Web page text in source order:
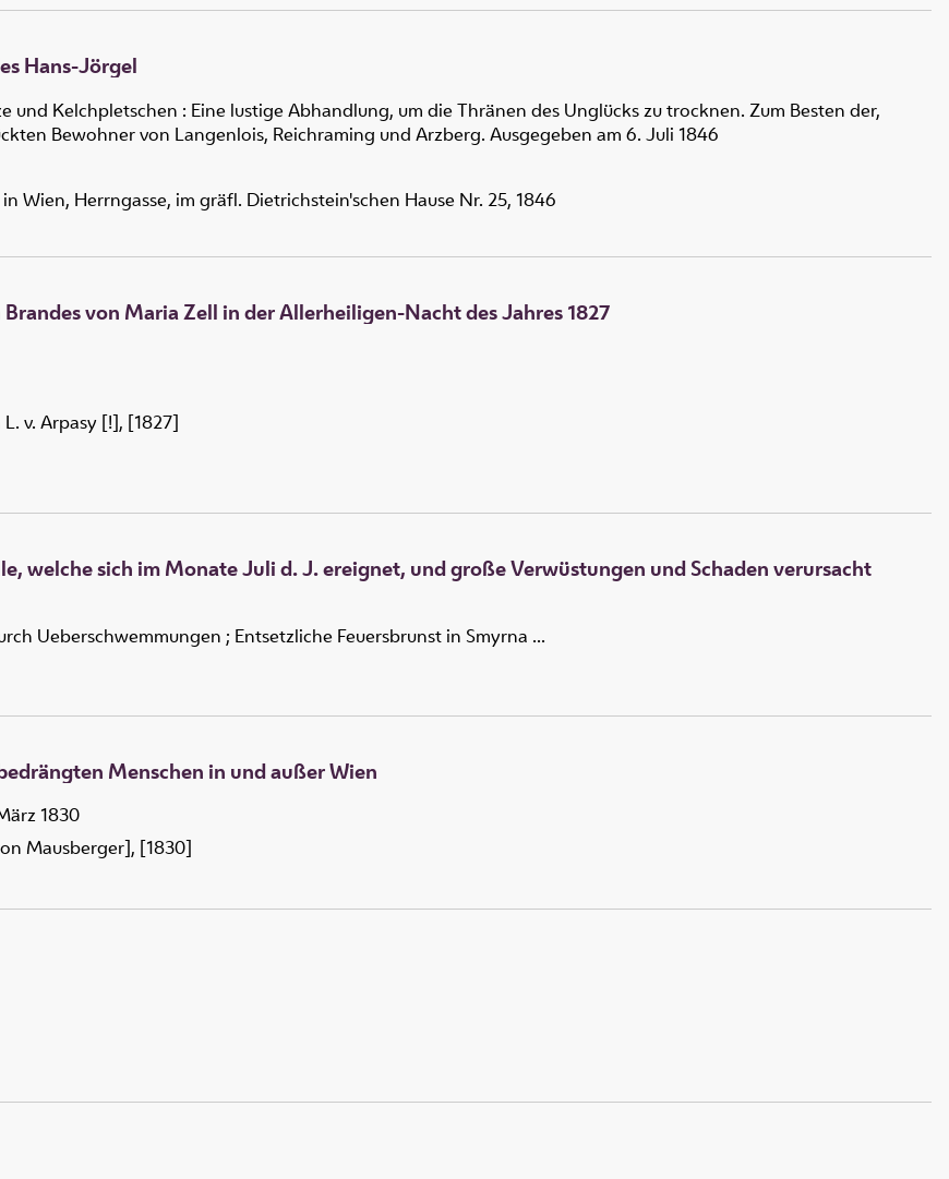
Hans-Jörgel
und Kelchpletschen : Eine lustige Abhandlung, um die Thränen des Unglücks zu trocknen. Zum Besten der,
Bewohner von Langenlois, Reichraming und Arzberg. Ausgegeben am 6. Juli 1846
Wien, Herrngasse, im gräfl. Dietrichstein'schen Hause Nr. 25, 1846
von Maria Zell in der Allerheiligen-Nacht des Jahres 1827
v. Arpasy [!], [1827]
welche sich im Monate Juli d. J. ereignet, und große Verwüstungen und Schaden verursacht
Ueberschwemmungen ; Entsetzliche Feuersbrunst in Smyrna ...
Menschen in und außer Wien
1830
Mausberger], [1830]